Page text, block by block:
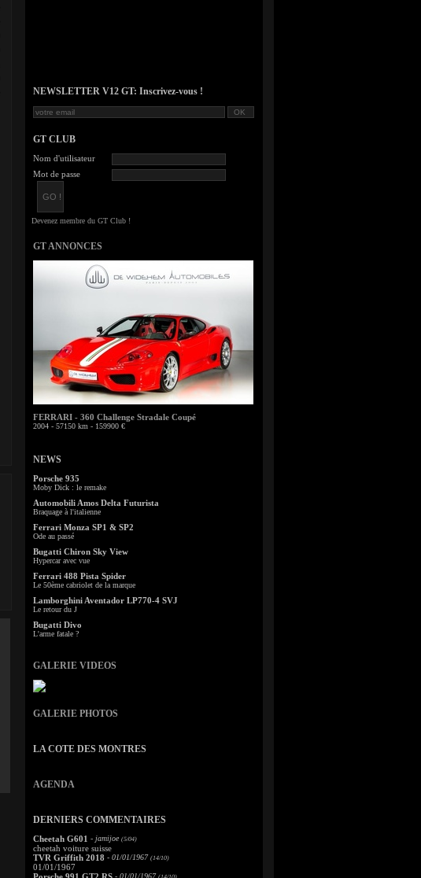
NEWSLETTER V12 GT: Inscrivez-vous !
GT CLUB
Nom d'utilisateur
Mot de passe
GT ANNONCES
FERRARI - 360 Challenge Stradale Coupé
2004 - 57150 km - 159900 €
NEWS
Porsche 935
Moby Dick : le remake
Automobili Amos Delta Futurista
Braquage à l'italienne
Ferrari Monza SP1 & SP2
Ode au passé
Bugatti Chiron Sky View
Hypercar avec vue
Ferrari 488 Pista Spider
Le 50ème cabriolet de la marque
Lamborghini Aventador LP770-4 SVJ
Le retour du J
Bugatti Divo
L'arme fatale ?
GALERIE VIDEOS
GALERIE PHOTOS
LA COTE DES MONTRES
AGENDA
DERNIERS COMMENTAIRES
Cheetah G601 - jamijoe (5/04)
cheetah voiture suisse
TVR Griffith 2018 - 01/01/1967 (14/10)
01/01/1967
- 01/01/1967